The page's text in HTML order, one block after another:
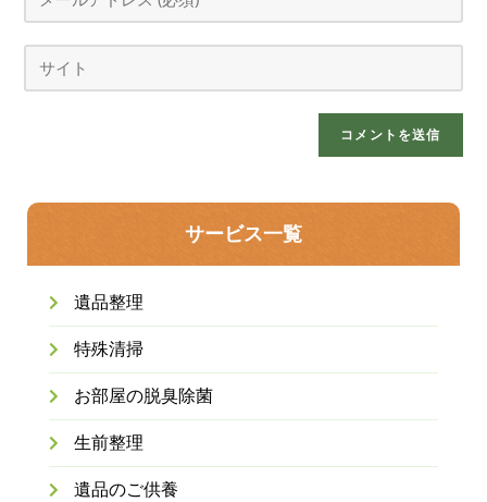
サービス一覧
遺品整理
特殊清掃
お部屋の脱臭除菌
生前整理
遺品のご供養